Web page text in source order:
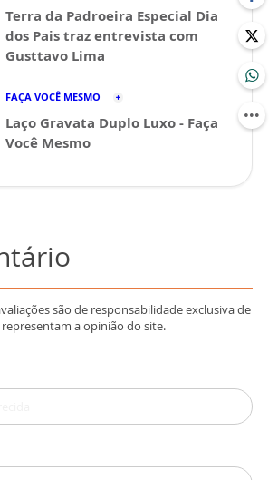
Terra da Padroeira Especial Dia
dos Pais traz entrevista com
Gusttavo Lima
FAÇA VOCÊ MESMO
Laço Gravata Duplo Luxo - Faça
Você Mesmo
são de responsabilidade exclusiva de
a opinião do site.